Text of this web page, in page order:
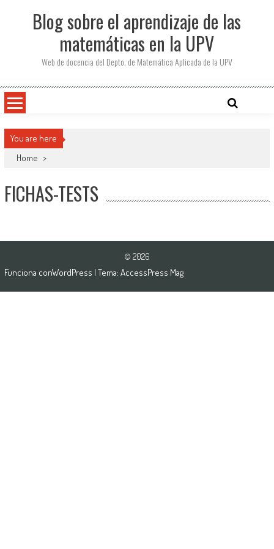
contenidoBlog sobre el aprendizaje de las
matemáticas en la UPV
Web de docencia del Depto. de Matemática Aplicada de la UPV
You are here
Home >
FICHAS-TESTS
© 2026
Funciona conWordPress | Tema: AccessPress Mag